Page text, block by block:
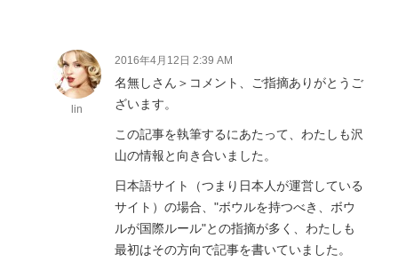
lin
2016年4月12日 2:39 AM
名無しさん＞コメント、ご指摘ありがとうご
ざいます。
この記事を執筆するにあたって、わたしも沢
山の情報と向き合いました。
日本語サイト（つまり日本人が運営している
サイト）の場合、"ボウルを持つべき、ボウ
ルが国際ルール"との指摘が多く、わたしも
最初はその方向で記事を書いていました。